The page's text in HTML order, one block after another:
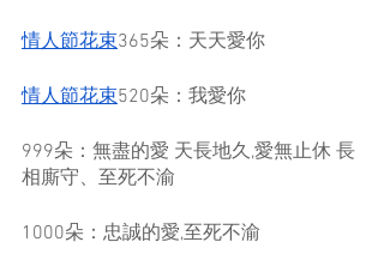
情人節花束365朵：天天愛你
情人節花束520朵：我愛你
999朵：無盡的愛 天長地久,愛無止休 長
相廝守、至死不渝
1000朵：忠誠的愛,至死不渝